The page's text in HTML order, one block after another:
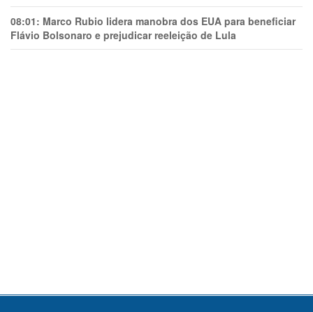
08:01: Marco Rubio lidera manobra dos EUA para beneficiar
Flávio Bolsonaro e prejudicar reeleição de Lula